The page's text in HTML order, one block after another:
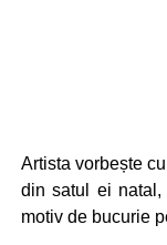
Artista vorbește
din satul ei
motiv de bucurie